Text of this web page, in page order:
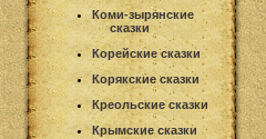
Коми-зырянские
сказки
Корейские сказки
Корякские сказки
Креольские сказки
Крымские сказки